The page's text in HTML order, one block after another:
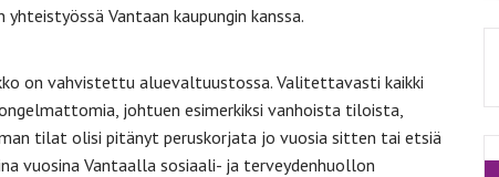
Vantaan kaupungin kanssa.
on vahvistettu aluevaltuustossa. Valitettavasti kaikki
johtuen esimerkiksi vanhoista tiloista,
tilat olisi pitänyt peruskorjata jo vuosia sitten tai etsiä
vuosina Vantaalla sosiaali- ja terveydenhuollon